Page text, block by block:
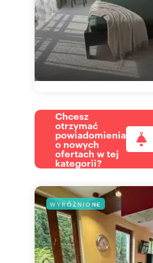
Chcesz
otrzymać
powiadomienia
o nowych
ofertach w tej
kategorii?
WYRÓŻNIONE